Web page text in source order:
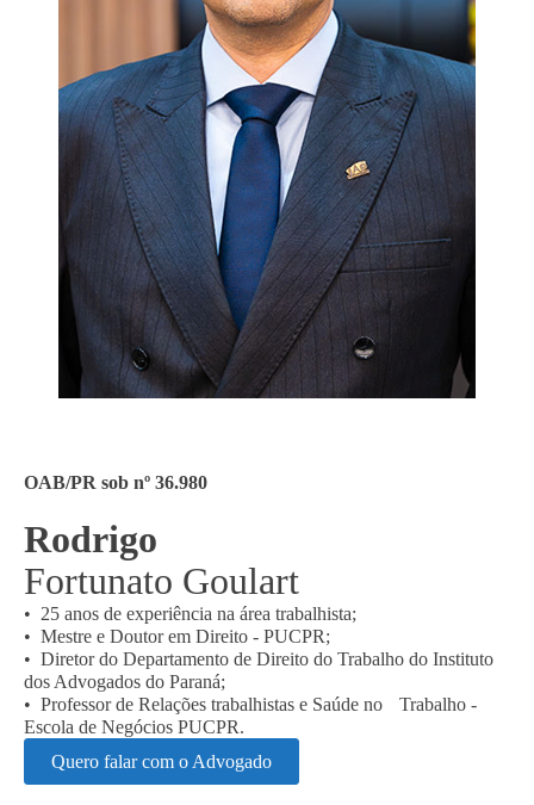
OAB/PR sob nº 36.980
Rodrigo
Fortunato Goulart
• 25 anos de experiência na área trabalhista;
• Mestre e Doutor em Direito - PUCPR;
• Diretor do Departamento de Direito do Trabalho do Instituto
dos Advogados do Paraná;
• Professor de Relações trabalhistas e Saúde no Trabalho -
Escola de Negócios PUCPR.
Quero falar com o Advogado